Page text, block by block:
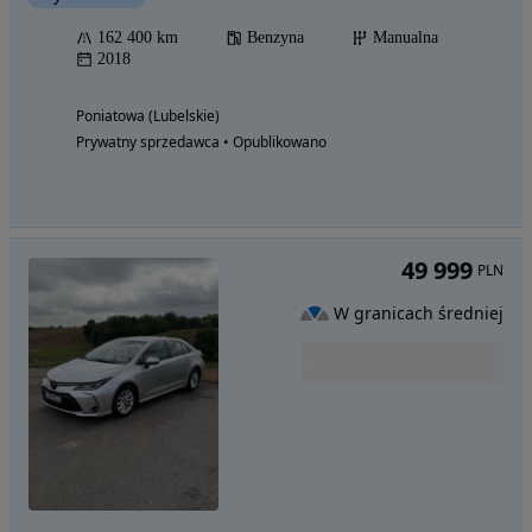
162 400 km Benzyna
Manualna
2018
Poniatowa (Lubelskie)
Prywatny sprzedawca • Opublikowano
49 999 PLN
W granicach średniej